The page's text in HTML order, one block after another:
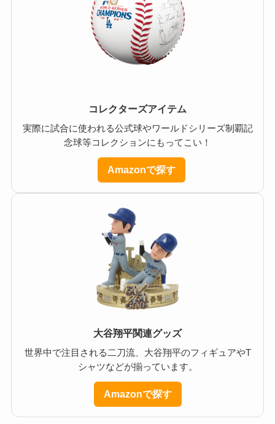
コレクターズアイテム
実際に試合に使われる公式球やワールドシリーズ制覇記
念球等コレクションにもってこい！
Amazonで探す
大谷翔平関連グッズ
世界中で注目される二刀流、大谷翔平のフィギュアやT
シャツなどが揃っています。
Amazonで探す